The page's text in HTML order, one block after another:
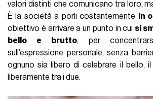
valori distinti che comunicano tra loro,
È la società a porli costantemente in
obiettivo è arrivare a un punto in cui si
bello e brutto, per
sull’espressione personale, senza
ognuno sia libero di celebrare il bello,
liberamente tra i due.